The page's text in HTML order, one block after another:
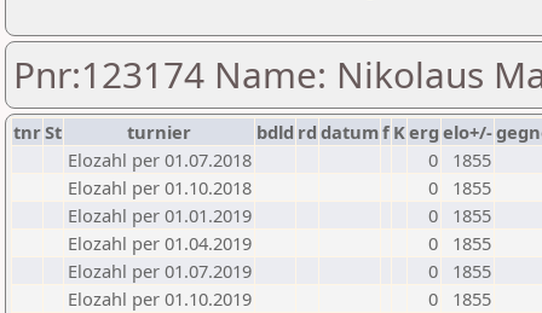
Pnr:123174 Name: Nikolaus
tnrSt turnier bdld rd datumf Kerg elo+/-
Elozahl per 01.07.2018
0
1855
Elozahl per 01.10.2018
0
1855
Elozahl per 01.01.2019
0
1855
Elozahl per 01.04.2019
0
1855
Elozahl per 01.07.2019
0
1855
Elozahl per 01.10.2019
0
1855